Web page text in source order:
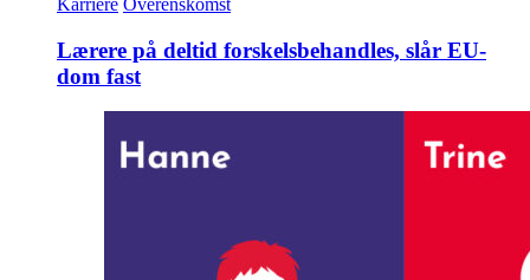
Karriere Overenskomst
Lærere på deltid forskelsbehandles, slår EU-
dom fast